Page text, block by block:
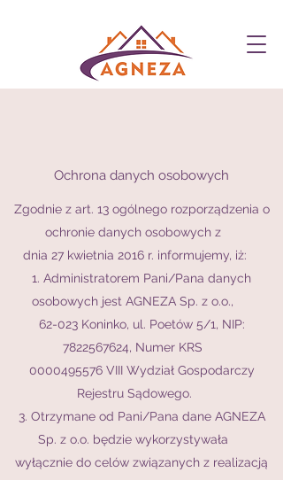
Ochrona danych osobowych
Zgodnie z art. 13 ogólnego rozporządzenia o
ochronie danych osobowych z
dnia 27 kwietnia 2016 r. informujemy, iż:
1. Administratorem Pani/Pana danych
osobowych jest AGNEZA Sp. z o.o.,
62-023 Koninko, ul. Poetów 5/1, NIP:
7822567624, Numer KRS
0000495576 VIII Wydział Gospodarczy
Rejestru Sądowego.
3. Otrzymane od Pani/Pana dane AGNEZA
Sp. z o.o. będzie wykorzystywała
wyłącznie do celów związanych z realizacją